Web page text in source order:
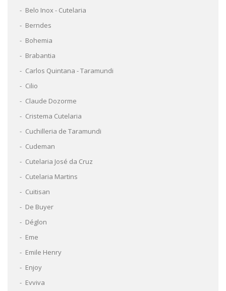
Belo Inox - Cutelaria
Berndes
Bohemia
Brabantia
Carlos Quintana - Taramundi
Cilio
Claude Dozorme
Cristema Cutelaria
Cuchilleria de Taramundi
Cudeman
Cutelaria José da Cruz
Cutelaria Martins
Cuitisan
De Buyer
Déglon
Eme
Emile Henry
Enjoy
Evviva